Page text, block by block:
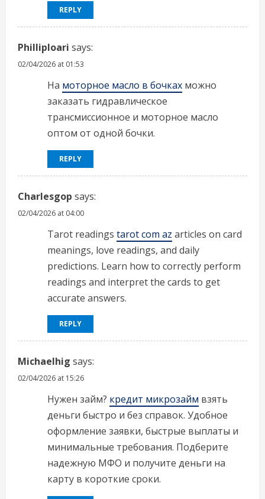
REPLY
Philliploari says:
02/04/2026 at 01:53
На моторное масло в бочках можно
заказать гидравлическое
трансмиссионное и моторное масло
оптом от одной бочки.
REPLY
Charlesgop says:
02/04/2026 at 04:00
Tarot readings tarot com az articles on card
meanings, love readings, and daily
predictions. Learn how to correctly perform
readings and interpret the cards to get
accurate answers.
REPLY
Michaelhig says:
02/04/2026 at 15:26
Нужен займ? кредит микрозайм взять
деньги быстро и без справок. Удобное
оформление заявки, быстрые выплаты и
минимальные требования. Подберите
надежную МФО и получите деньги на
карту в короткие сроки.